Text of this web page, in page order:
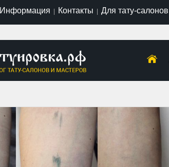
Информация Контакты Для тату-салонов